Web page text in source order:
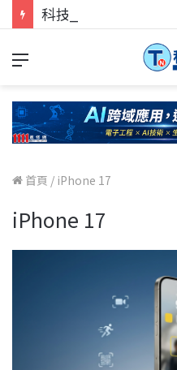
首頁 / iPhone 17
iPhone 17